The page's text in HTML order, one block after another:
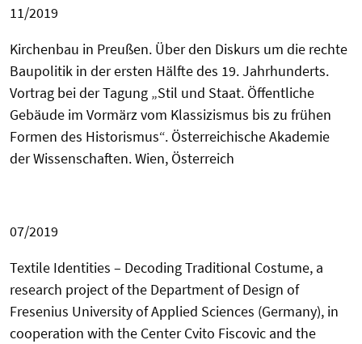
11/2019
Kirchenbau in Preußen. Über den Diskurs um die rechte
Baupolitik in der ersten Hälfte des 19. Jahrhunderts.
Vortrag bei der Tagung „Stil und Staat. Öffentliche
Gebäude im Vormärz vom Klassizismus bis zu frühen
Formen des Historismus“. Österreichische Akademie
der Wissenschaften. Wien, Österreich
07/2019
Textile Identities – Decoding Traditional Costume, a
research project of the Department ofDesign of
Fresenius University of Applied Sciences (Germany), in
cooperation with the Center Cvito Fiscovic and the